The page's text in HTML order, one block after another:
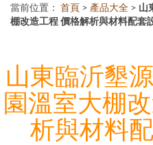
當前位置： 首頁 > 產品大全 > 山
棚改造工程 價格解析與材料配套
山東臨沂墾
園溫室大棚
析與材料